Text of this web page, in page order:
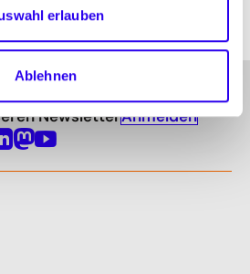
erlauben
Ablehnen
NewsletterAnmelden
Mastodon
Youtube